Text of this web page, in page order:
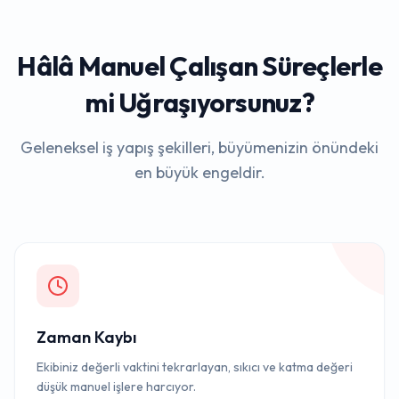
Hâlâ Manuel Çalışan Süreçlerle
mi Uğraşıyorsunuz?
Geleneksel iş yapış şekilleri, büyümenizin önündeki
en büyük engeldir.
Zaman Kaybı
Ekibiniz değerli vaktini tekrarlayan, sıkıcı ve katma değeri
düşük manuel işlere harcıyor.